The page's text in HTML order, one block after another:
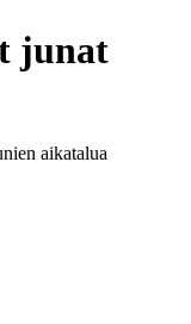
junat
aikatalua